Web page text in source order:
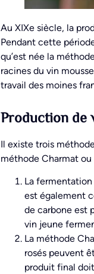
Au XIXe siècle, la
Pendant cette
qu’est née la
racines du vin
travail des moines
Production de
Il existe trois
méthode Charmat
La
est également
de carbone est
vin jeune
La méthode
rosés peuvent
produit final